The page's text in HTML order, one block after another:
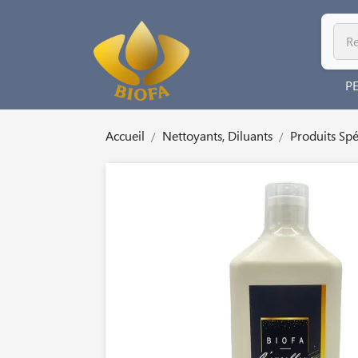
Accueil Nettoyants, Diluants Produits